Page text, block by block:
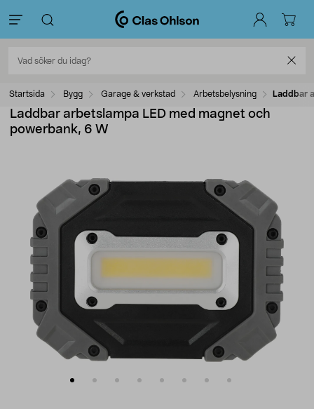
Startsida Bygg Garage & verkstad Arbetsbelysning Laddbar
Laddbar arbetslampa LED med magnet och
powerbank, 6 W